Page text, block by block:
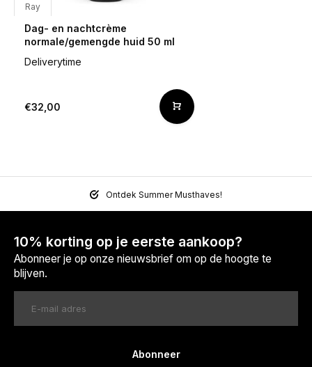
Ray
Dag- en nachtcrème
normale/gemengde huid 50 ml
Deliverytime
€32,00
Ontdek Summer Musthaves!
10% korting op je eerste aankoop?
Abonneer je op onze nieuwsbrief om op de hoogte te
blijven.
Abonneer